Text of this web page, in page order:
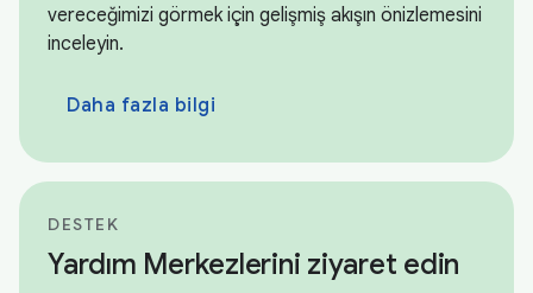
vereceğimizi görmek için gelişmiş akışın önizlemesini
inceleyin.
Daha fazla bilgi
DESTEK
Yardım Merkezlerini ziyaret edin